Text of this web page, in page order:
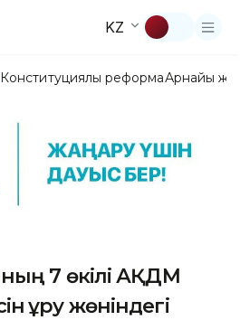
KZ
Конституциялық реформаАрнайы
7 өкілі АҚДМ
құру жөніндегі